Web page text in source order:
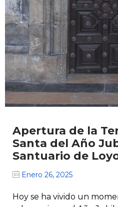
Apertura de la
Santa del Año
Santuario de
Enero 26, 2025
Hoy se ha vivido un